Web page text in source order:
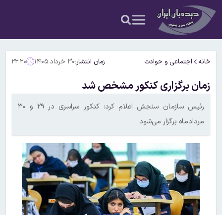
خانه اجتماعی و حوادث زمان انتشار:۳۰ خرداد ۱۴۰۵ ۲۲:۲۰
زمان برگزاری کنکور مشخص شد
رئیس سازمان سنجش اعلام کرد: کنکور سراسری در ۲۹ و ۳۰
مردادماه برگزار می‌شود